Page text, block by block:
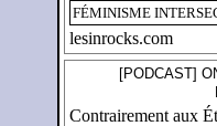
FÉMINISME
lesinrocks.com
[PODCAST]
Contrairement aux